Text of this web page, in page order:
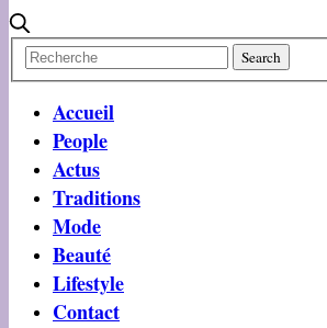
Accueil
People
Actus
Traditions
Mode
Beauté
Lifestyle
Contact